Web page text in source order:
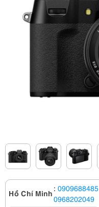
Hồ Chí Minh : 0909688485
0968202049